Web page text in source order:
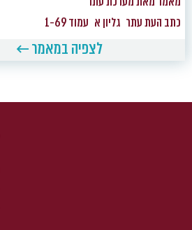
כתב העת עתר גליון א עמוד 1-69
לצפיה במאמר ←